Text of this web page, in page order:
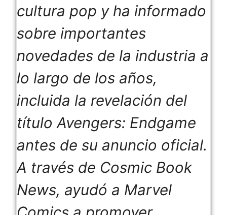
cultura pop y ha informado
sobre importantes
novedades de la industria a
lo largo de los años,
incluida la revelación del
título Avengers: Endgame
antes de su anuncio oficial.
A través de Cosmic Book
News, ayudó a Marvel